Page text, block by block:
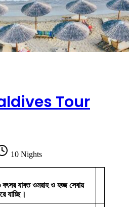
Tour
10 Nights
যাবত ওমরাহ ও হজ্জ সেবায়
যাচ্ছি।